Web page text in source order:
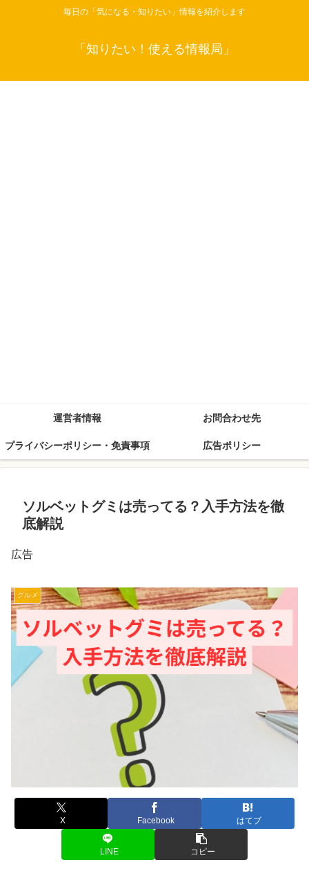
毎日の「気になる・知りたい」情報を紹介します
「知りたい！使える情報局」
運営者情報 お問合わせ先
プライバシーポリシー・免責事項 広告ポリシー
ソルベットグミは売ってる？入手方法を徹
底解説
広告
グルメ
X Facebook はてブ
LINE コピー